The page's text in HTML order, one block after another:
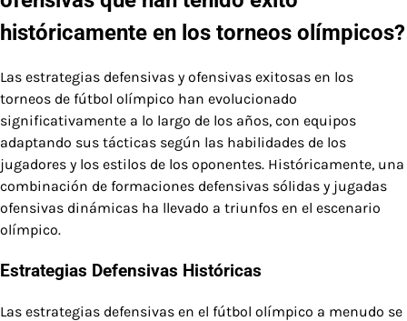
históricamente en los torneos olímpicos?
Las estrategias defensivas y ofensivas exitosas en los
torneos de fútbol olímpico han evolucionado
significativamente a lo largo de los años, con equipos
adaptando sus tácticas según las habilidades de los
jugadores y los estilos de los oponentes. Históricamente, una
combinación de formaciones defensivas sólidas y jugadas
ofensivas dinámicas ha llevado a triunfos en el escenario
olímpico.
Estrategias Defensivas Históricas
Las estrategias defensivas en el fútbol olímpico a menudo se